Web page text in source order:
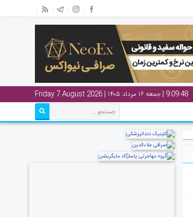
9:09:48 | جمعه ۱۶ مرداد ۱۴۰۵ | Friday 7 August 2026